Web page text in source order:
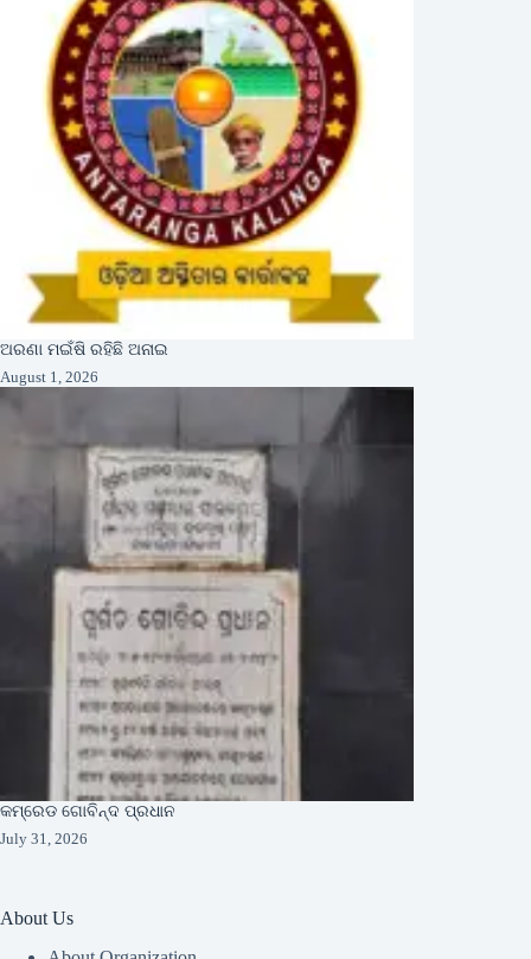
ଅରଣା ମଇଁଷି ରହିଛି ଅନାଇ
August 1, 2026
କମ୍ରେଡ ଗୋବିନ୍ଦ ପ୍ରଧାନ
July 31, 2026
About Us